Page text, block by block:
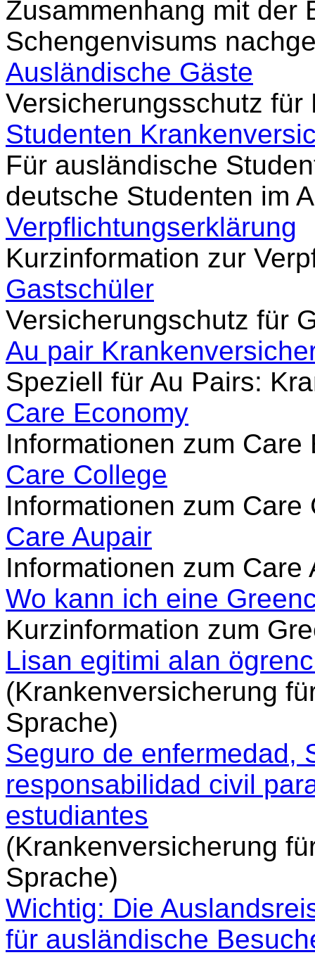
Zusammenhang mit der
Schengenvisums
Ausländische Gäste
Versicherungsschutz
Studenten
Für ausländische
deutsche Studenten im
Verpflichtungserklärung
Kurzinformation zur
Gastschüler
Versicherungschutz für
Au pair
Speziell für Au Pairs:
Care Economy
Informationen zum Care
Care College
Informationen zum Care
Care Aupair
Informationen zum Care
Wo kann ich eine
Kurzinformation zum
Lisan egitimi alan
(Krankenversicherung
Sprache)
Seguro de enfermedad,
responsabilidad civil
estudiantes
(Krankenversicherung
Sprache)
Wichtig: Die
für ausländische